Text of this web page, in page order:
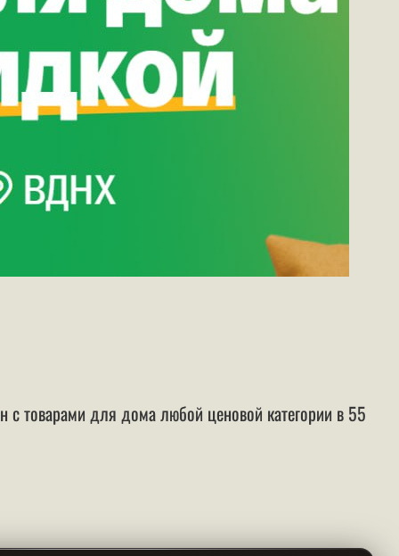
товарами для дома любой ценовой категории в 55